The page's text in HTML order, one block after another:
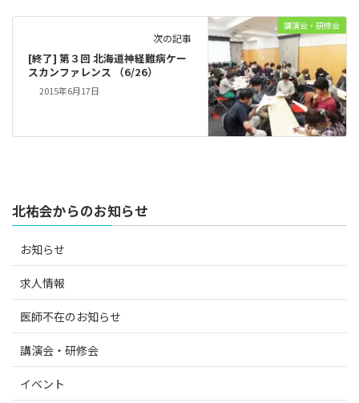
講演会・研修会
次の記事
[終了] 第３回 北海道神経難病ケー
スカンファレンス （6/26）
2015年6月17日
北祐会からのお知らせ
お知らせ
求人情報
医師不在のお知らせ
講演会・研修会
イベント